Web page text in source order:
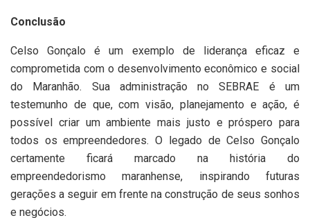
Conclusão
Celso Gonçalo é um exemplo de liderança eficaz e
comprometida com o desenvolvimento econômico e social
do Maranhão. Sua administração no SEBRAE é um
testemunho de que, com visão, planejamento e ação, é
possível criar um ambiente mais justo e próspero para
todos os empreendedores. O legado de Celso Gonçalo
certamente ficará marcado na história do
empreendedorismo maranhense, inspirando futuras
gerações a seguir em frente na construção de seus sonhos
e negócios.